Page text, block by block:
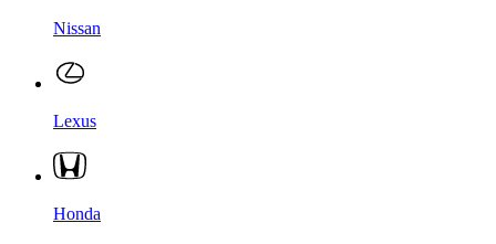
Nissan
Lexus
Honda